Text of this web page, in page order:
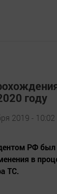
году
2019 - 10:02
РФ был
в
ТС.